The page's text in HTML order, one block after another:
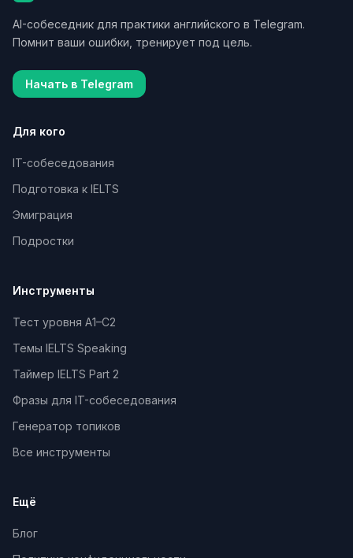
AI-собеседник для практики английского в Telegram.
Помнит ваши ошибки, тренирует под цель.
Начать в Telegram
Для кого
IT-собеседования
Подготовка к IELTS
Эмиграция
Подростки
Инструменты
Тест уровня A1–C2
Темы IELTS Speaking
Таймер IELTS Part 2
Фразы для IT-собеседования
Генератор топиков
Все инструменты
Ещё
Блог